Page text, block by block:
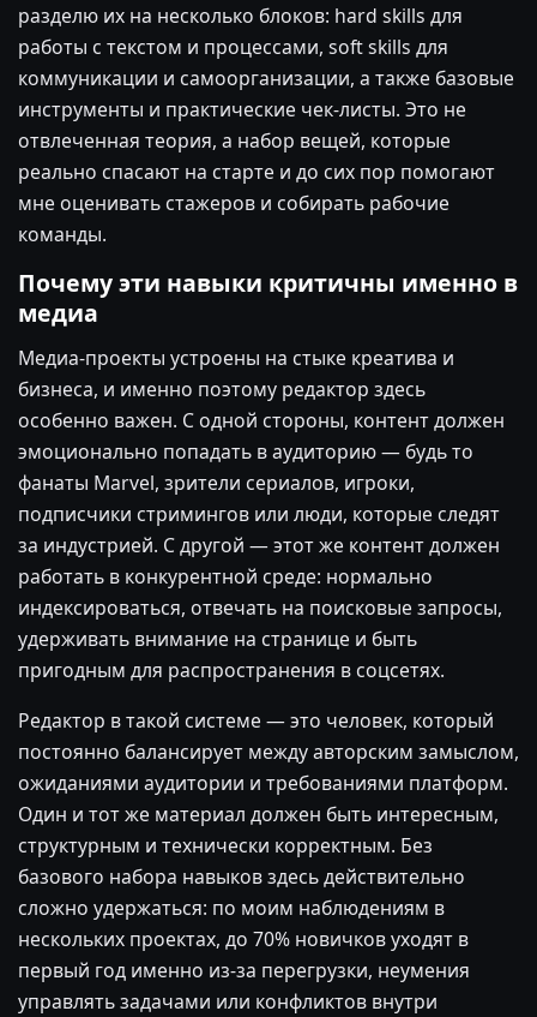
разделю их на несколько блоков: hard skills для
работы с текстом и процессами, soft skills для
коммуникации и самоорганизации, а также базовые
инструменты и практические чек-листы. Это не
отвлеченная теория, а набор вещей, которые
реально спасают на старте и до сих пор помогают
мне оценивать стажеров и собирать рабочие
команды.
Почему эти навыки критичны именно в
медиа
Медиа-проекты устроены на стыке креатива и
бизнеса, и именно поэтому редактор здесь
особенно важен. С одной стороны, контент должен
эмоционально попадать в аудиторию — будь то
фанаты Marvel, зрители сериалов, игроки,
подписчики стримингов или люди, которые следят
за индустрией. С другой — этот же контент должен
работать в конкурентной среде: нормально
индексироваться, отвечать на поисковые запросы,
удерживать внимание на странице и быть
пригодным для распространения в соцсетях.
Редактор в такой системе — это человек, который
постоянно балансирует между авторским замыслом,
ожиданиями аудитории и требованиями платформ.
Один и тот же материал должен быть интересным,
структурным и технически корректным. Без
базового набора навыков здесь действительно
сложно удержаться: по моим наблюдениям в
нескольких проектах, до 70% новичков уходят в
первый год именно из-за перегрузки, неумения
управлять задачами или конфликтов внутри